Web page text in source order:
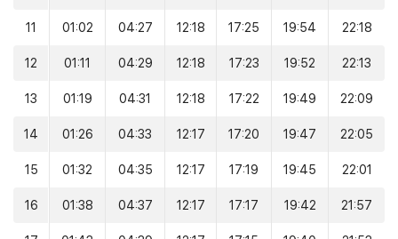
11 01:02 04:27 12:18 17:25 19:54 22:18
12 01:11 04:29 12:18 17:23 19:52 22:13
13 01:19 04:31 12:18 17:22 19:49 22:09
14 01:26 04:33 12:17 17:20 19:47 22:05
15 01:32 04:35 12:17 17:19 19:45 22:01
16 01:38 04:37 12:17 17:17 19:42 21:57